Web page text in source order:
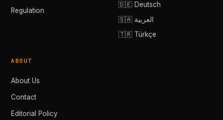
Regulation
🇩🇪 Deutsch
🇸🇦 العربية
🇹🇷 Türkçe
ABOUT
About Us
Contact
Editorial Policy